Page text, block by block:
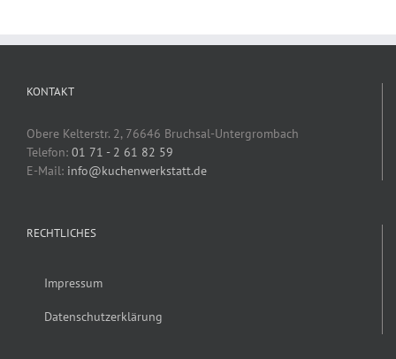
KONTAKT
Obere Kelterstr. 2, 76646 Bruchsal-Untergrombach
Telefon: 01 71 - 2 61 82 59
E-Mail: info@kuchenwerkstatt.de
RECHTLICHES
Impressum
Datenschutzerklärung